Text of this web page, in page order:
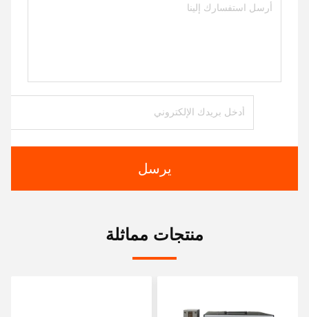
يرسل
منتجات مماثلة